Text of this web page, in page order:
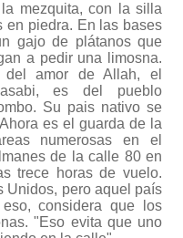
mezquita, con la silla
en piedra. En las bases
gajo de plátanos que
a pedir una limosna.
del amor de Allah, el
es del pueblo
Su pais nativo se
es el guarda de la
numerosas en el
de la calle 80 en
trece horas de vuelo.
Unidos, pero aquel país
considera que los
"Eso evita que uno